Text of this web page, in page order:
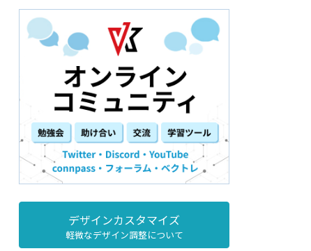
デザインカスタマイズ
軽微なデザイン調整について